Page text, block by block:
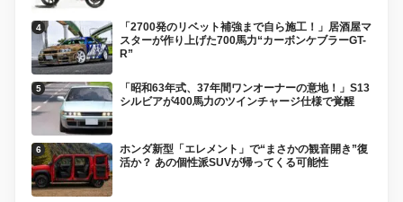
「2700発のリベット補強まで自ら施工！」居酒屋マ
スターが作り上げた700馬力“カーボンケブラーGT-
R”
「昭和63年式、37年間ワンオーナーの意地！」S13
シルビアが400馬力のツインチャージ仕様で覚醒
ホンダ新型「エレメント」で“まさかの観音開き”復
活か？ あの個性派SUVが帰ってくる可能性